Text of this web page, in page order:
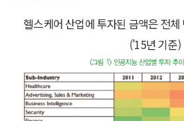
헬스케어 산업에 투자된 금액은 전
(’15년 기준)